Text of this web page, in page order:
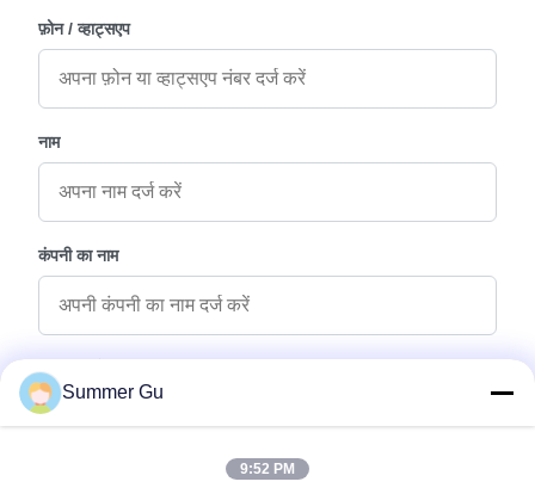
फ़ोन / व्हाट्सएप
नाम
कंपनी का नाम
पूछताछ संदेश
Summer Gu
9:52 PM